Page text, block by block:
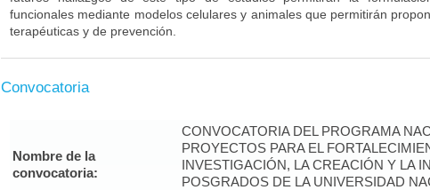
funcionales mediante modelos celulares y animales que permitirán
terapéuticas y de prevención.
Convocatoria
Nombre de la
convocatoria:
CONVOCATORIA DEL PROGRAMA
PROYECTOS PARA EL
INVESTIGACIÓN, LA CREACIÓN Y LA
POSGRADOS DE LA UNIVERSIDAD